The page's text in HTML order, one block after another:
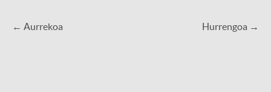
Hurrengoa →
← Aurrekoa